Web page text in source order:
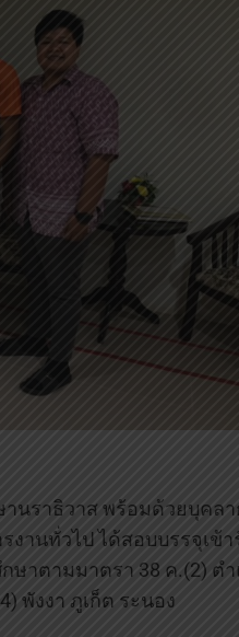
นราธิวาส พร้อมด้วยบุคลา
านทั่วไป ได้สอบบรรจุเข้า
ษาตามมาตรา 38 ค.(2) ต
พังงา ภูเก็ต ระนอง